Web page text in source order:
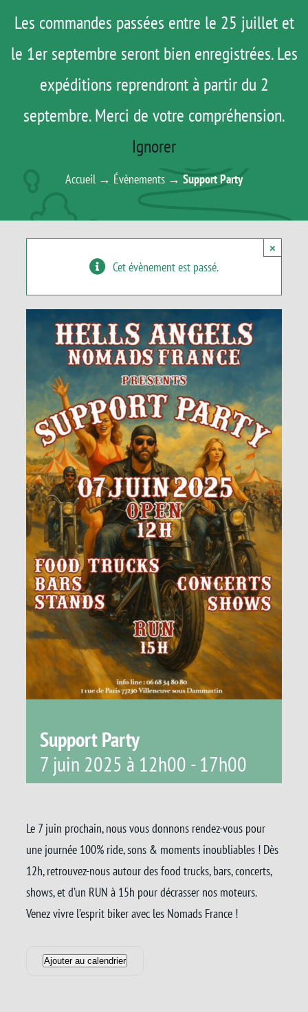
Les commandes passées entre le 25 juillet et
le 1er septembre seront bien enregistrées. Les
expéditions reprendront à partir du 2
septembre. Merci de votre compréhension.
Ignorer
contenu
Menu
ROAD TRIP
ACTUS
TESTS
TUTOS
Mon Compte
Panier
AGENDA
SUPPORT PARTY
Accueil → Évènements → Support Party
Cet évènement est passé.
×
Support Party
7 juin 2025 à 12h00 -17h00
Le 7 juin prochain, nous vous donnons rendez-vous pour
une journée 100% ride, sons & moments inoubliables ! Dès
12h, retrouvez-nous autour des food trucks, bars, concerts,
shows, et d’un RUN à 15h pour décrasser nos moteurs.
Venez vivre l’esprit biker avec les Nomads France !
Ajouter au calendrier